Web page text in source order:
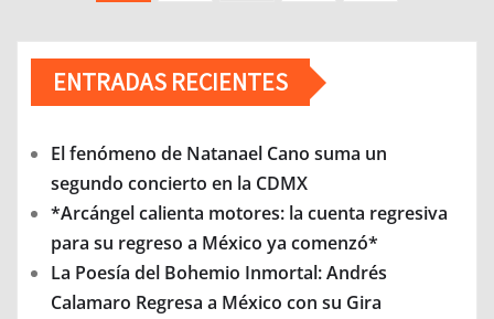
ENTRADAS RECIENTES
El fenómeno de Natanael Cano suma un
segundo concierto en la CDMX
*Arcángel calienta motores: la cuenta regresiva
para su regreso a México ya comenzó*
La Poesía del Bohemio Inmortal: Andrés
Calamaro Regresa a México con su Gira